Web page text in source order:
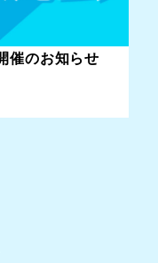
催のお知らせ